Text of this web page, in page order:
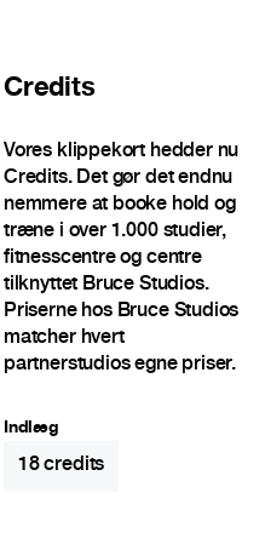
Credits
Vores klippekort hedder nu
Credits. Det gør det endnu
nemmere at booke hold og
træne i over 1.000 studier,
fitnesscentre og centre
tilknyttet Bruce Studios.
Priserne hos Bruce Studios
matcher hvert
partnerstudios egne priser.
Indlæg
18credits